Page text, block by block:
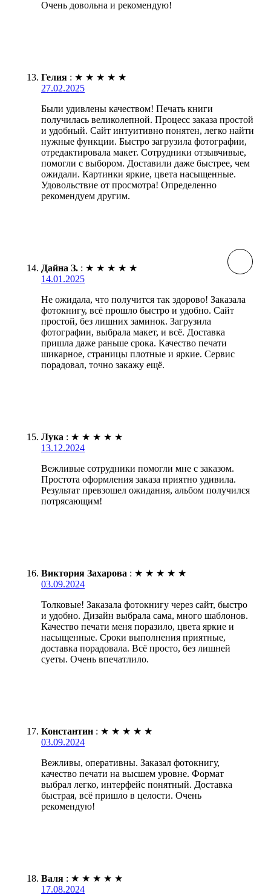
Очень довольна и рекомендую!
Гелия : ★ ★ ★ ★ ★
27.02.2025
Были удивлены качеством! Печать книги
получилась великолепной. Процесс заказа простой
и удобный. Сайт интуитивно понятен, легко найти
нужные функции. Быстро загрузила фотографии,
отредактировала макет. Сотрудники отзывчивые,
помогли с выбором. Доставили даже быстрее, чем
ожидали. Картинки яркие, цвета насыщенные.
Удовольствие от просмотра! Определенно
рекомендуем другим.
Дайна З. : ★ ★ ★ ★ ★
14.01.2025
Не ожидала, что получится так здорово! Заказала
фотокнигу, всё прошло быстро и удобно. Сайт
простой, без лишних заминок. Загрузила
фотографии, выбрала макет, и всё. Доставка
пришла даже раньше срока. Качество печати
шикарное, страницы плотные и яркие. Сервис
порадовал, точно закажу ещё.
Лука : ★ ★ ★ ★ ★
13.12.2024
Вежливые сотрудники помогли мне с заказом.
Простота оформления заказа приятно удивила.
Результат превзошел ожидания, альбом получился
потрясающим!
Виктория Захарова : ★ ★ ★ ★ ★
03.09.2024
Толковые! Заказала фотокнигу через сайт, быстро
и удобно. Дизайн выбрала сама, много шаблонов.
Качество печати меня поразило, цвета яркие и
насыщенные. Сроки выполнения приятные,
доставка порадовала. Всё просто, без лишней
суеты. Очень впечатлило.
Константин : ★ ★ ★ ★ ★
03.09.2024
Вежливы, оперативны. Заказал фотокнигу,
качество печати на высшем уровне. Формат
выбрал легко, интерфейс понятный. Доставка
быстрая, всё пришло в целости. Очень
рекомендую!
Валя : ★ ★ ★ ★ ★
17.08.2024